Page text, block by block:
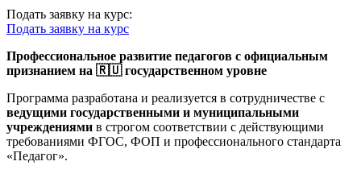
Подать заявку на курс:
Подать заявку на курс
Профессиональное развитие педагогов с официальным
признанием на 🇷🇺 государственном уровне
Программа разработана и реализуется в сотрудничестве с
ведущими государственными и муниципальными
учреждениями в строгом соответствии с действующими
требованиями ФГОС, ФОП и профессионального стандарта
«Педагог».